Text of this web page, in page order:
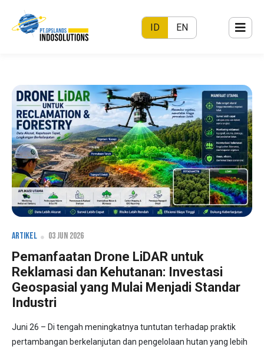
ID EN
Artikel 03 Jun 2026
Pemanfaatan Drone LiDAR untuk
Reklamasi dan Kehutanan: Investasi
Geospasial yang Mulai Menjadi Standar
Industri
Juni 26 – Di tengah meningkatnya tuntutan terhadap praktik
pertambangan berkelanjutan dan pengelolaan hutan yang lebih